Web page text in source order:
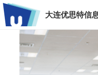
大连优思特信